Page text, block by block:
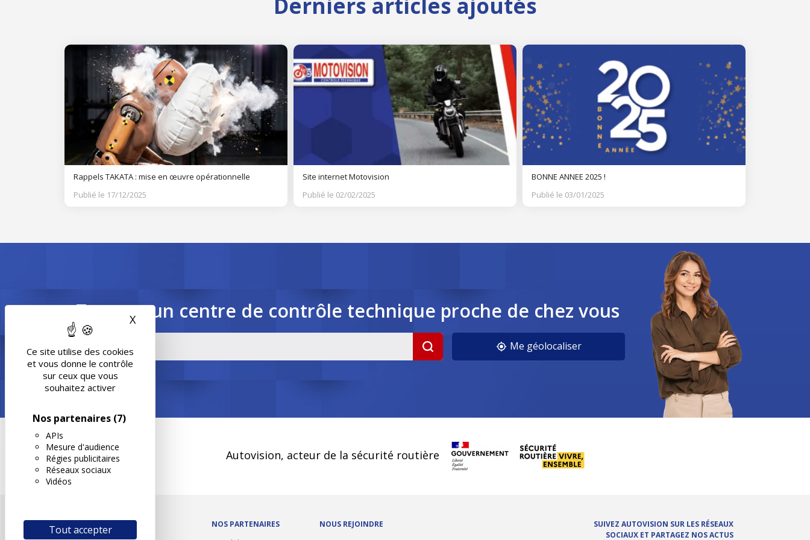
Ce site utilise des cookies
et vous donne le contrôle
sur ceux que vous
souhaitez activer
Nos partenaires (7)
APIs
Mesure d'audience
Régies publicitaires
Réseaux sociaux
Vidéos
Tout accepter
X Masquer le bandeau des cookies
Derniers articles ajoutés
Rappels TAKATA : mise en œuvre opérationnelle
Publié le 17/12/2025
Site internet Motovision
Publié le 02/02/2025
BONNE ANNEE 2025 !
Publié le 03/01/2025
Trouvez un centre de contrôle technique proche de chez vous
Me géolocaliser
Autovision, acteur de la sécurité routière
NOS PARTENAIRES
NOUS REJOINDRE
SUIVEZ AUTOVISION SUR LES RÉSEAUX
SOCIAUX ET PARTAGEZ NOS ACTUS